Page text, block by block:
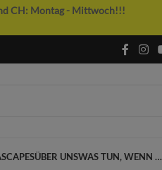
CH: Montag - Mittwoch!!!
ÜBER UNSWAS TUN, WENN …